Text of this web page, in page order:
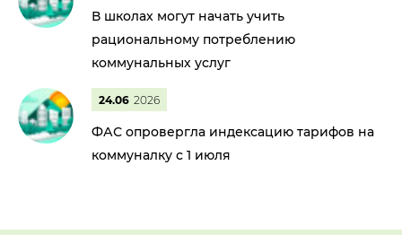
В школах могут начать учить
рациональному потреблению
коммунальных услуг
24.06 2026
ФАС опровергла индексацию тарифов на
коммуналку с 1 июля